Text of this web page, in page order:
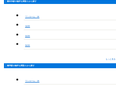
豊田市駅の物件を間取りから探す
ワンルーム・1K
1LDK
2LDK
3LDK
もっと見る
梅坪駅の物件を間取りから探す
ワンルーム・1K